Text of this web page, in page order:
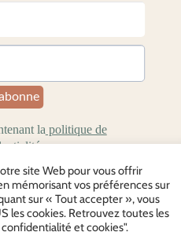
site Web pour vous offrir
mémorisant vos préférences sur
sur « Tout accepter », vous
les cookies. Retrouvez toutes les
et cookies".